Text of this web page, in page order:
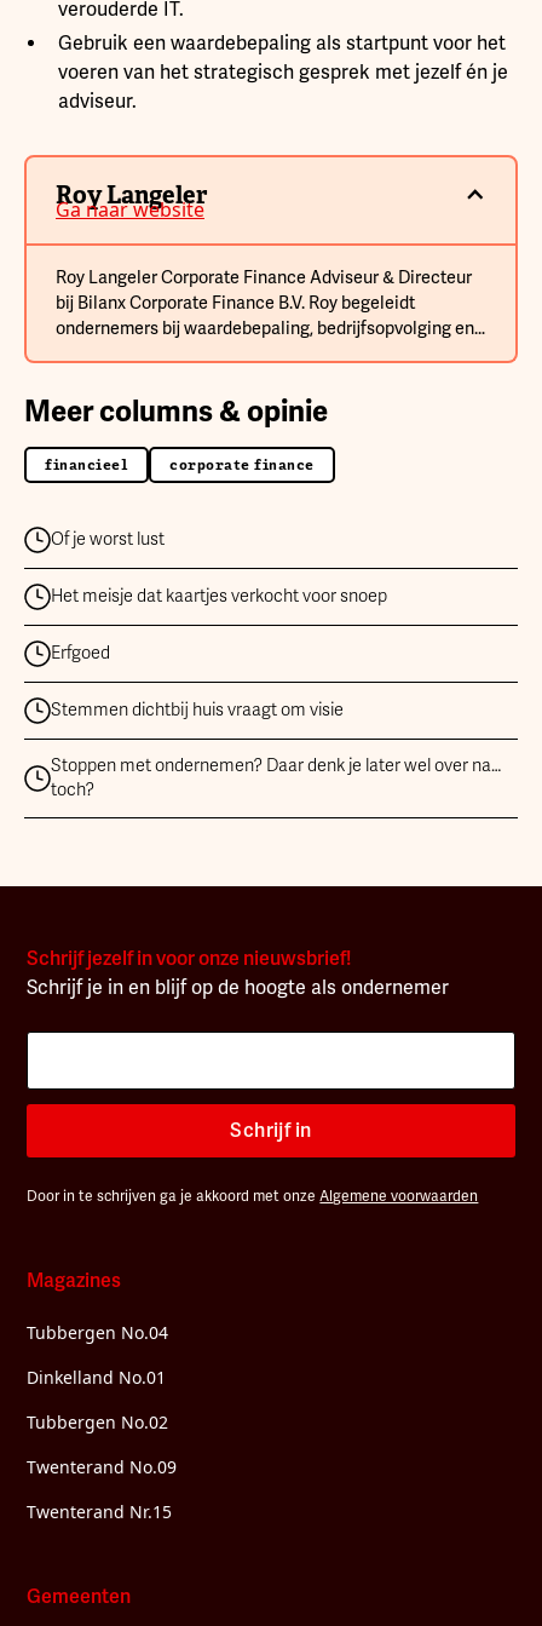
verouderde IT.
Gebruik een waardebepaling als startpunt voor het
voeren van het strategisch gesprek met jezelf én je
adviseur.
Roy Langeler
Ga naar website
Roy Langeler Corporate Finance Adviseur & Directeur
bij Bilanx Corporate Finance B.V. Roy begeleidt
ondernemers bij waardebepaling, bedrijfsopvolging en
Meer columns & opinie
financieel corporate finance
Of je worst lust
Het meisje dat kaartjes verkocht voor snoep
Erfgoed
Stemmen dichtbij huis vraagt om visie
Stoppen met ondernemen? Daar denk je later wel over na…
toch?
Schrijf jezelf in voor onze nieuwsbrief!
Schrijf je in en blijf op de hoogte als ondernemer
Schrijf in
Door in te schrijven ga je akkoord met onzeAlgemene voorwaarden
Magazines
Tubbergen No.04
Dinkelland No.01
Tubbergen No.02
Twenterand No.09
Twenterand Nr.15
Gemeenten